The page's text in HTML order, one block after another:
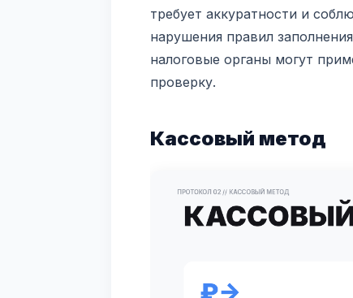
требует аккуратности и
нарушения правил
налоговые органы могут
проверку.
Кассовый метод